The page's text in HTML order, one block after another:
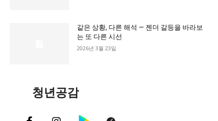
같은 상황, 다른 해석 — 젠더 갈등을 바라보
는 또 다른 시선
2026년 3월 23일
청년공감